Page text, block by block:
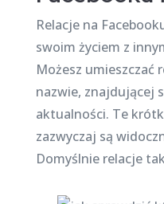
Relacje na
swoim życiem z
Możesz umieszczać
nazwie, znajdującej
aktualności. Te
zazwyczaj są
Domyślnie relacje